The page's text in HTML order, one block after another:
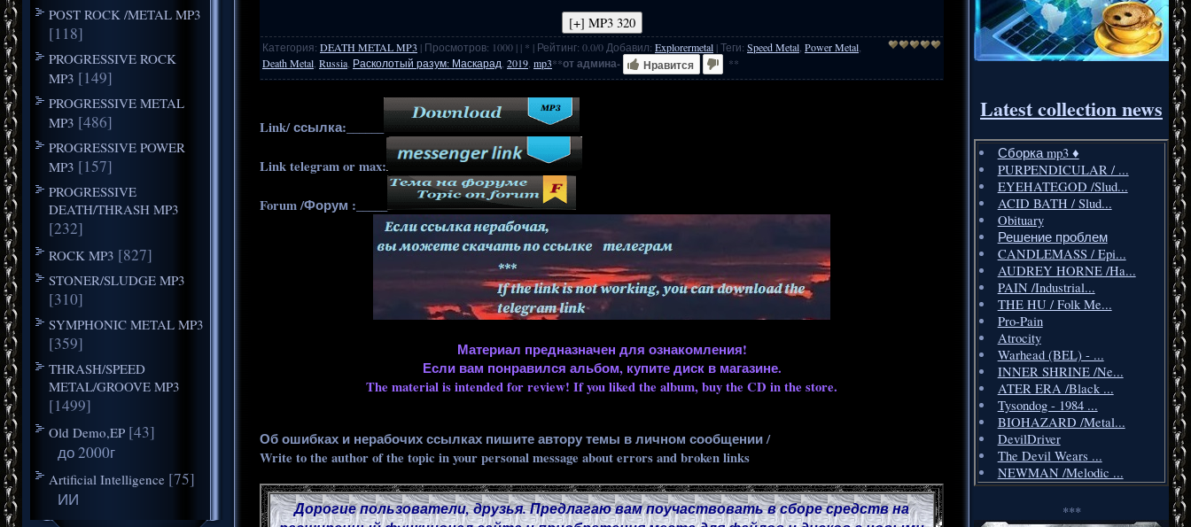
POST ROCK /METAL MP3
[118]
PROGRESSIVE ROCK
MP3 [149]
PROGRESSIVE METAL
MP3 [486]
PROGRESSIVE POWER
MP3 [157]
PROGRESSIVE
DEATH/THRASH MP3
[232]
ROCK MP3 [827]
STONER/SLUDGE MP3
[310]
SYMPHONIC METAL MP3
[359]
THRASH/SPEED
METAL/GROOVE MP3
[1499]
Old Demo,EP [43]
до 2000г
Artificial Intelligence [75]
ИИ
Категория: DEATH METAL MP3 | Просмотров: 1000 | | * | Рейтинг: 0.0/0 Добавил: Explorermetal |Теги: Speed Metal Power Metal
Death Metal Russia Расколотый разум: Маскарад 2019 mp3**от админа- Нравится **
Link/ ссылка:______
Link telegram or max:
Forum /Форум :_____
Материал предназначен для ознакомления!
Если вам понравился альбом, купите диск в магазине.
The material is intended for review! If you liked the album, buy the CD in the store.
Об ошибках и нерабочих ссылках пишите автору темы в личном сообщении /
Write to the author of the topic in your personal message about errors and broken links
Дорогие пользователи, друзья. Предлагаю вам поучаствовать в сборе средств на
Latest collection news
Сборка mp3 ♦️
PURPENDICULAR / ...
EYEHATEGOD /Slud...
ACID BATH / Slud...
Obituary
Решение проблем
CANDLEMASS / Epi...
AUDREY HORNE /Ha...
PAIN /Industrial...
THE HU / Folk Me...
Pro-Pain
Atrocity
Warhead (BEL) - ...
INNER SHRINE /Ne...
ATER ERA /Black ...
Tysondog - 1984 ...
BIOHAZARD /Metal...
DevilDriver
The Devil Wears ...
NEWMAN /Melodic ...
***